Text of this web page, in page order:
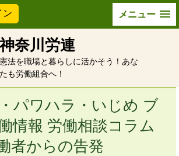
メニュー
神奈川労連
憲法を職場と暮らしに活かそう！あな
たも労働組合へ！
ン
パワハラ・いじめ ブ
情報 労働相談コラム
者からの告発